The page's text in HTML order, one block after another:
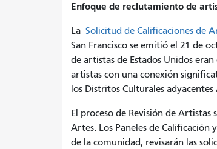
Enfoque de reclutamiento de
La Solicitud de Calificaciones de
San Francisco se emitió el 21 de
de artistas de Estados Unidos
artistas con una conexión
los Distritos Culturales
El proceso de Revisión de
Artes. Los Paneles de
de la comunidad, revisarán las